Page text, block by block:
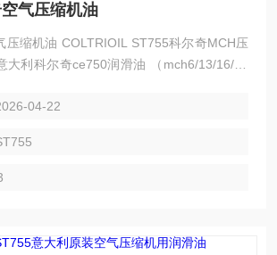
气压缩机油
压缩机油 COLTRIOIL ST755科尔奇MCH压
奇ce750润滑油 （mch6/13/16/36
于呼吸的用户不要使用非于呼吸空气的COL
压合成润滑油，润滑性能优良
04-22